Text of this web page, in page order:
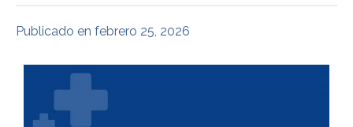
Publicado en febrero 25, 2026